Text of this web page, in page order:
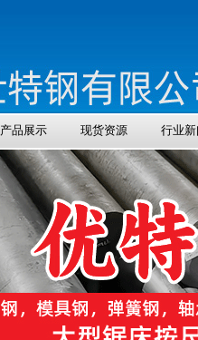
产品展示 现货资源 行业新